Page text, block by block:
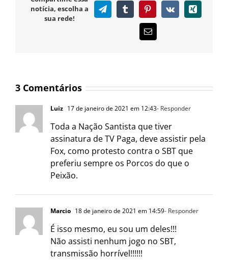
notícia, escolha a
sua rede!
TelegramTumblr PinterestVk Xing
E-
mail
3 Comentários
Luiz 17 de janeiro de 2021 em 12:43- Responder
Toda a Nação Santista que tiver
assinatura de TV Paga, deve assistir pela
Fox, como protesto contra o SBT que
preferiu sempre os Porcos do que o
Peixão.
Marcio 18 de janeiro de 2021 em 14:59- Responder
É isso mesmo, eu sou um deles!!!
Não assisti nenhum jogo no SBT,
transmissão horrível!!!!!!